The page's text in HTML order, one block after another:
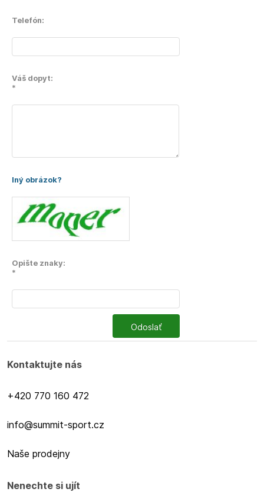
Telefón:
Váš dopyt:
*
Iný obrázok?
Opište znaky:
*
Odoslať
Kontaktujte nás
+420 770 160 472
info@summit-sport.cz
Naše prodejny
Nenechte si ujít